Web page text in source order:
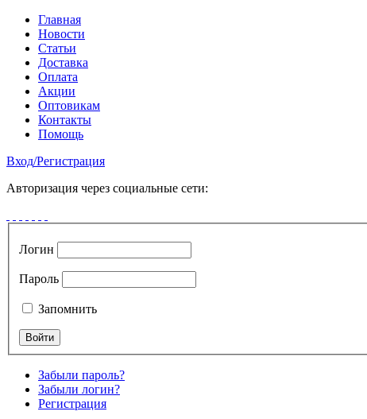
Главная
Новости
Статьи
Доставка
Оплата
Акции
Оптовикам
Контакты
Помощь
Вход/Регистрация
Авторизация через социальные сети:
Логин
Пароль
Запомнить
Забыли пароль?
Забыли логин?
Регистрация